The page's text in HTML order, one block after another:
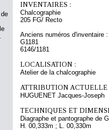
INVENTAIRES :
Chalcographie
205 FG/ Recto
Anciens numéros d'inventaire :
G1181
6146/1181
LOCALISATION :
Atelier de la chalcographie
ATTRIBUTION ACTUELLE
HUGUENET Jacques-Joseph
TECHNIQUES ET
Diagraphe et pantographe de
H. 00,333m ; L. 00,330m